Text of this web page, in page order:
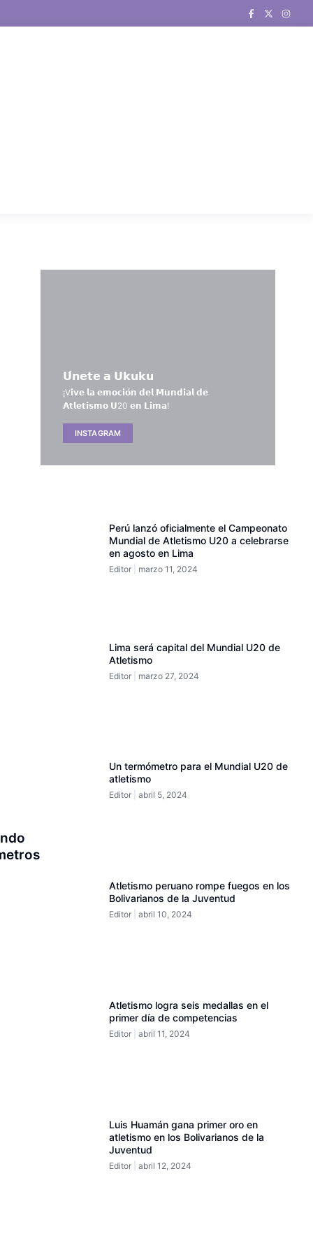
𝗨́𝗻𝗲𝘁𝗲 𝗮 𝗨𝗸𝘂𝗸𝘂
¡V𝗶𝘃𝗲 𝗹𝗮 𝗲𝗺𝗼𝗰𝗶𝗼́𝗻 𝗱𝗲𝗹 𝗠𝘂𝗻𝗱𝗶𝗮𝗹 𝗱𝗲
𝗔𝘁𝗹𝗲𝘁𝗶𝘀𝗺𝗼 𝗨20 𝗲𝗻 𝗟𝗶𝗺𝗮!
INSTAGRAM
Perú lanzó oficialmente el Campeonato
Mundial de Atletismo U20 a celebrarse
en agosto en Lima
Editor marzo 11, 2024
Lima será capital del Mundial U20 de
Atletismo
Editor marzo 27, 2024
Un termómetro para el Mundial U20 de
atletismo
Editor abril 5, 2024
Atletismo peruano rompe fuegos en los
Bolivarianos de la Juventud
Editor abril 10, 2024
Atletismo logra seis medallas en el
primer día de competencias
Editor abril 11, 2024
Luis Huamán gana primer oro en
atletismo en los Bolivarianos de la
Juventud
Editor abril 12, 2024